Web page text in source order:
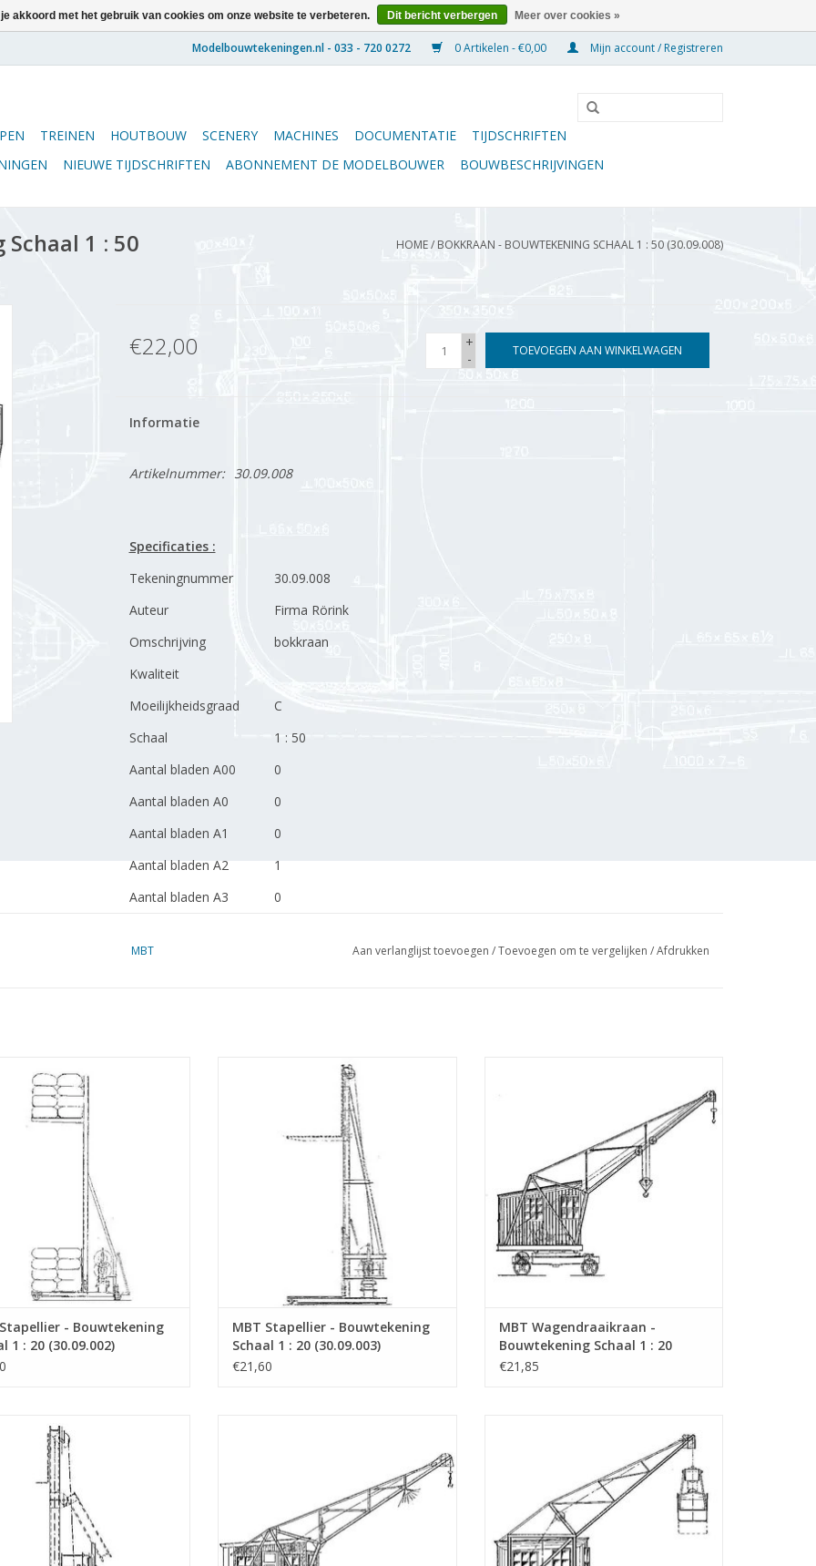
0 Artikelen - €0,00 Mijn account / Registreren
TREINEN HOUTBOUW SCENERY MACHINES DOCUMENTATIE
TIJDSCHRIFTEN
NIEUWE TIJDSCHRIFTEN ABONNEMENT DE MODELBOUWER BOUWBESCHRIJVINGEN
1 : 50
HOME/ BOKKRAAN - BOUWTEKENING SCHAAL 1 : 50 (30.09.008)
€22,00
+
-
TOEVOEGEN AAN WINKELWAGEN
Informatie
Artikelnummer: 30.09.008
Specificaties :
Tekeningnummer
30.09.008
Auteur
Firma Rörink
Omschrijving
bokkraan
Kwaliteit
Moeilijkheidsgraad
C
Schaal
1 : 50
Aantal bladen A00
0
Aantal bladen A0
0
Aantal bladen A1
0
Aantal bladen A2
1
Aantal bladen A3
0
Totaal aantal bladen
MBT Aan verlanglijst toevoegen /Toevoegen om te vergelijken /Afdrukken
20 (30.09.002)
AAN WINKELWAGEN
- Bouwtekening
1 : 20 (30.09.002)
MBT Stapellier - Bouwtekening Schaal 1 :
20 (30.09.003)
TOEVOEGEN AAN WINKELWAGEN
MBT Stapellier - Bouwtekening
Schaal 1 : 20 (30.09.003)
€21,60
TOEVOEGEN AAN WINKELWAGEN
MBT Wagendraaikraan -
Bouwtekening Schaal 1 : 20
(30.09.004)
€21,85
- Bouwtekening Schaal
1 : 20 (30.09.006)
AAN WINKELWAGEN
TOEVOEGEN AAN WINKELWAGEN
TOEVOEGEN AAN WINKELWAGEN
akkoord met het gebruik van cookies om onze website te verbeteren. Dit bericht verbergen Meer over cookies »